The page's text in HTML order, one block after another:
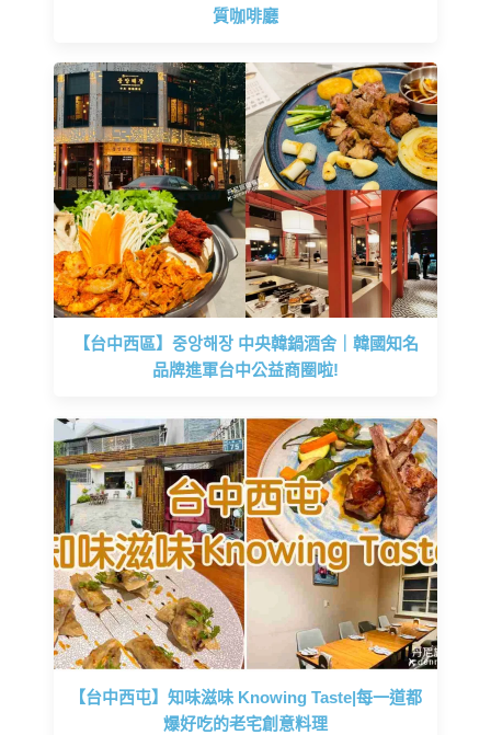
質咖啡廳
【台中西區】중앙해장 中央韓鍋酒舍｜韓國知名
品牌進軍台中公益商圈啦!
【台中西屯】知味滋味 Knowing Taste|每一道都
爆好吃的老宅創意料理